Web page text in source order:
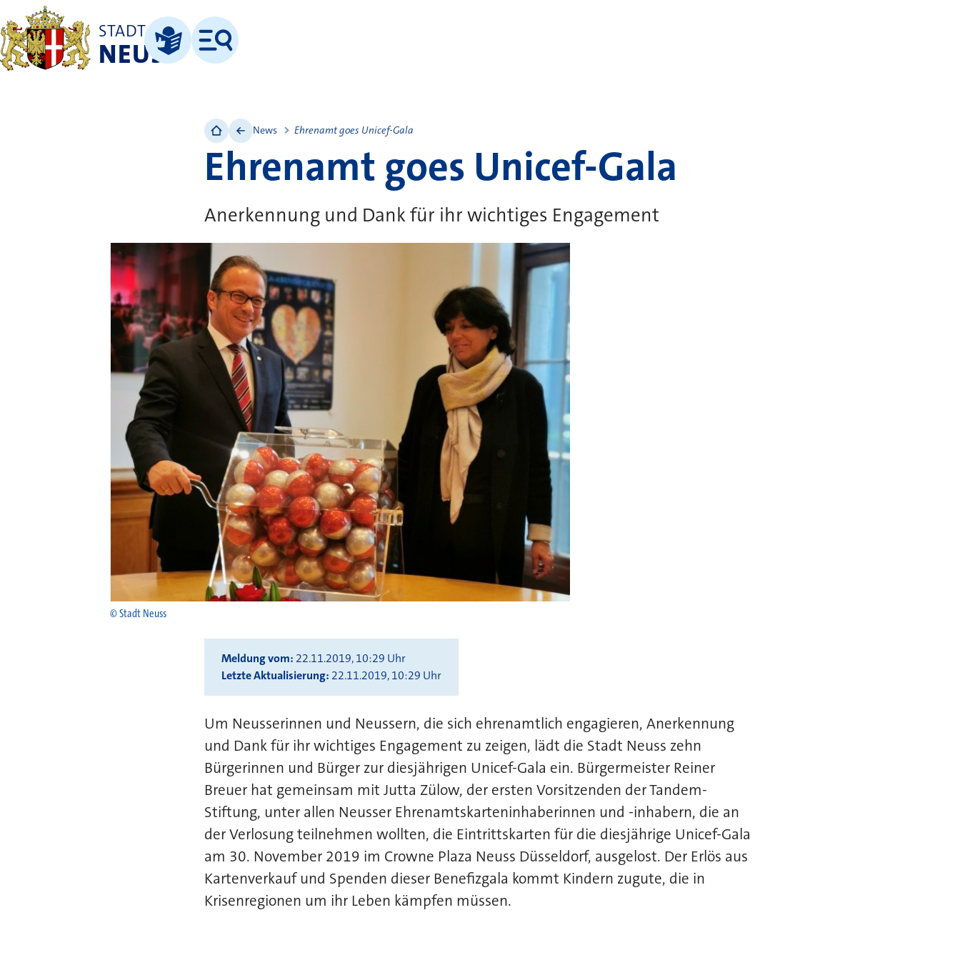
STADT
NEUSSLeichte Sprache
Menü
© Stadt Neuss
News Ehrenamt goes Unicef-Gala
Ehrenamt goes Unicef-Gala
Anerkennung und Dank für ihr wichtiges Engagement
Meldung vom 22.11.2019, 10:29 Uhr
Letzte Aktualisierung 22.11.2019, 10:29 Uhr
Um Neusserinnen und Neussern, die sich ehrenamtlich engagieren, Anerkennung
und Dank für ihr wichtiges Engagement zu zeigen, lädt die Stadt Neuss zehn
Bürgerinnen und Bürger zur diesjährigen Unicef-Gala ein. Bürgermeister Reiner
Breuer hat gemeinsam mit Jutta Zülow, der ersten Vorsitzenden der Tandem-
Stiftung, unter allen Neusser Ehrenamtskarteninhaberinnen und -inhabern, die an
der Verlosung teilnehmen wollten, die Eintrittskarten für die diesjährige Unicef-Gala
am 30. November 2019 im Crowne Plaza Neuss Düsseldorf, ausgelost. Der Erlös aus
Kartenverkauf und Spenden dieser Benefizgala kommt Kindern zugute, die in
Krisenregionen um ihr Leben kämpfen müssen.